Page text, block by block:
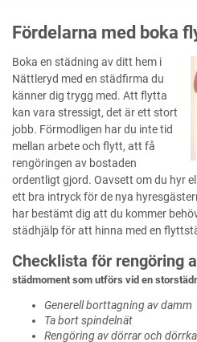
Fördelarna med boka
Boka en städning av ditt hem i
Nättleryd med en städfirma du
känner dig trygg med. Att flytta
kan vara stressigt, det är ett stort
jobb. Förmodligen har du inte tid
mellan arbete och flytt, att få
rengöringen av bostaden
ordentligt gjord. Oavsett om du hyr
ett bra intryck för de nya
har bestämt dig att du kommer
städhjälp för att hinna med en
Checklista för rengöring
städmoment som utförs vid en
Generell borttagning av damm
Ta bort spindelnät
Rengöring av dörrar och